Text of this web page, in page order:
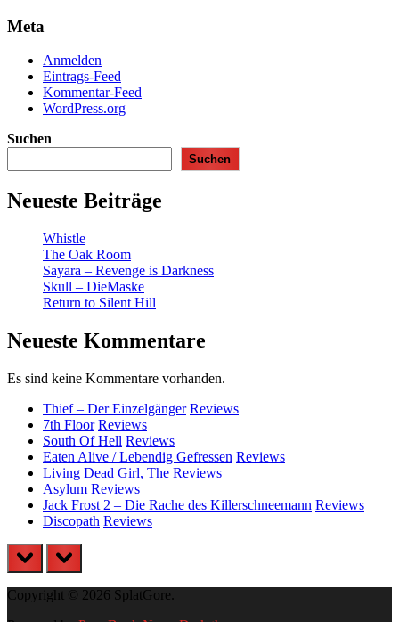
Meta
Anmelden
Eintrags-Feed
Kommentar-Feed
WordPress.org
Suchen
Suchen
Neueste Beiträge
Whistle
The Oak Room
Sayara – Revenge is Darkness
Skull – DieMaske
Return to Silent Hill
Neueste Kommentare
Es sind keine Kommentare vorhanden.
Thief – Der Einzelgänger Reviews
7th Floor Reviews
South Of Hell Reviews
Eaten Alive / Lebendig Gefressen Reviews
Living Dead Girl, The Reviews
Asylum Reviews
Jack Frost 2 – Die Rache des Killerschneemann Reviews
Discopath Reviews
prev next
Copyright © 2026 SplatGore.